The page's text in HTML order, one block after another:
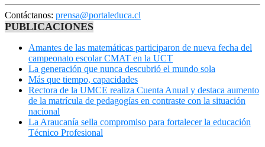
Contáctanos: prensa@portaleduca.cl
PUBLICACIONES
Amantes de las matemáticas participaron de nueva fecha del
campeonato escolar CMAT en la UCT
La generación que nunca descubrió el mundo sola
Más que tiempo, capacidades
Rectora de la UMCE realiza Cuenta Anual y destaca aumento
de la matrícula de pedagogías en contraste con la situación
nacional
La Araucanía sella compromiso para fortalecer la educación
Técnico Profesional